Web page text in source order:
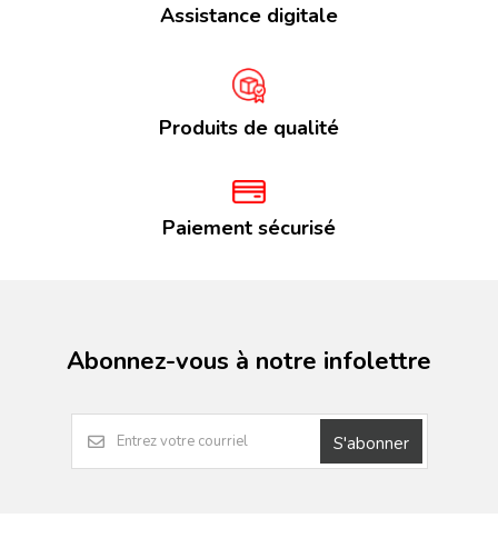
Assistance digitale
Produits de qualité
Paiement sécurisé
Abonnez-vous à notre infolettre
S'abonner